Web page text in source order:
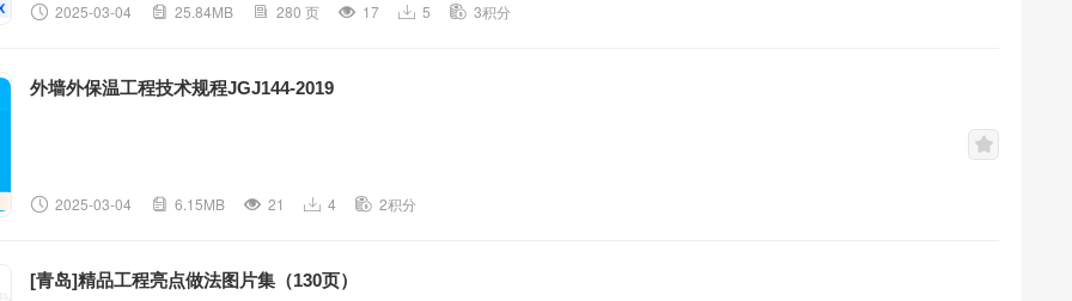
2025-03-04 25.84MB 280 页 17 5 3积分
外墙外保温工程技术规程JGJ144-2019
2025-03-04 6.15MB 21 4 2积分
[青岛]精品工程亮点做法图片集（130页）